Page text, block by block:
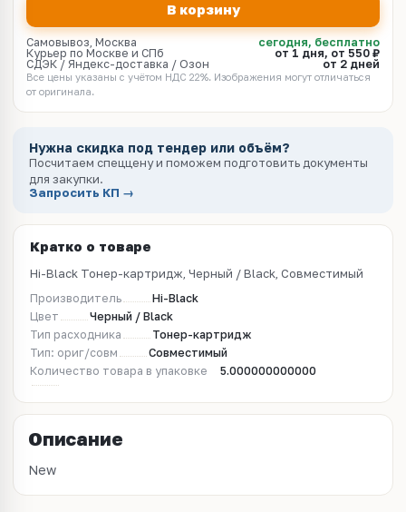
В корзину
Самовывоз, Москва
сегодня, бесплатно
Курьер по Москве и СПб
от 1 дня, от 550 ₽
СДЭК / Яндекс-доставка / Озон
от 2 дней
Все цены указаны с учётом НДС 22%. Изображения могут отличаться
от оригинала.
Нужна скидка под тендер или объём?
Посчитаем спеццену и поможем подготовить документы
для закупки.
Запросить КП →
Кратко о товаре
Hi-Black Тонер-картридж, Черный / Black, Совместимый
Производитель
Hi-Black
Цвет
Черный / Black
Тип расходника
Тонер-картридж
Тип: ориг/совм
Совместимый
Количество товара в упаковке
5.000000000000
Описание
New